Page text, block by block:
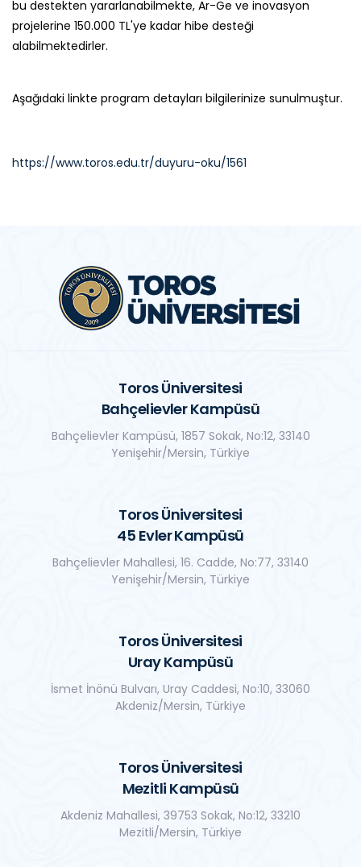
bu destekten yararlanabilmekte, Ar-Ge ve inovasyon
projelerine 150.000 TL'ye kadar hibe desteği
alabilmektedirler.
Aşağıdaki linkte program detayları bilgilerinize sunulmuştur.
https://www.toros.edu.tr/duyuru-oku/1561
Toros Üniversitesi
Bahçelievler Kampüsü
Bahçelievler Kampüsü, 1857 Sokak, No:12, 33140
Yenişehir/Mersin, Türkiye
Toros Üniversitesi
45 Evler Kampüsü
Bahçelievler Mahallesi, 16. Cadde, No:77, 33140
Yenişehir/Mersin, Türkiye
Toros Üniversitesi
Uray Kampüsü
İsmet İnönü Bulvarı, Uray Caddesi, No:10, 33060
Akdeniz/Mersin, Türkiye
Toros Üniversitesi
Mezitli Kampüsü
Akdeniz Mahallesi, 39753 Sokak, No:12, 33210
Mezitli/Mersin, Türkiye